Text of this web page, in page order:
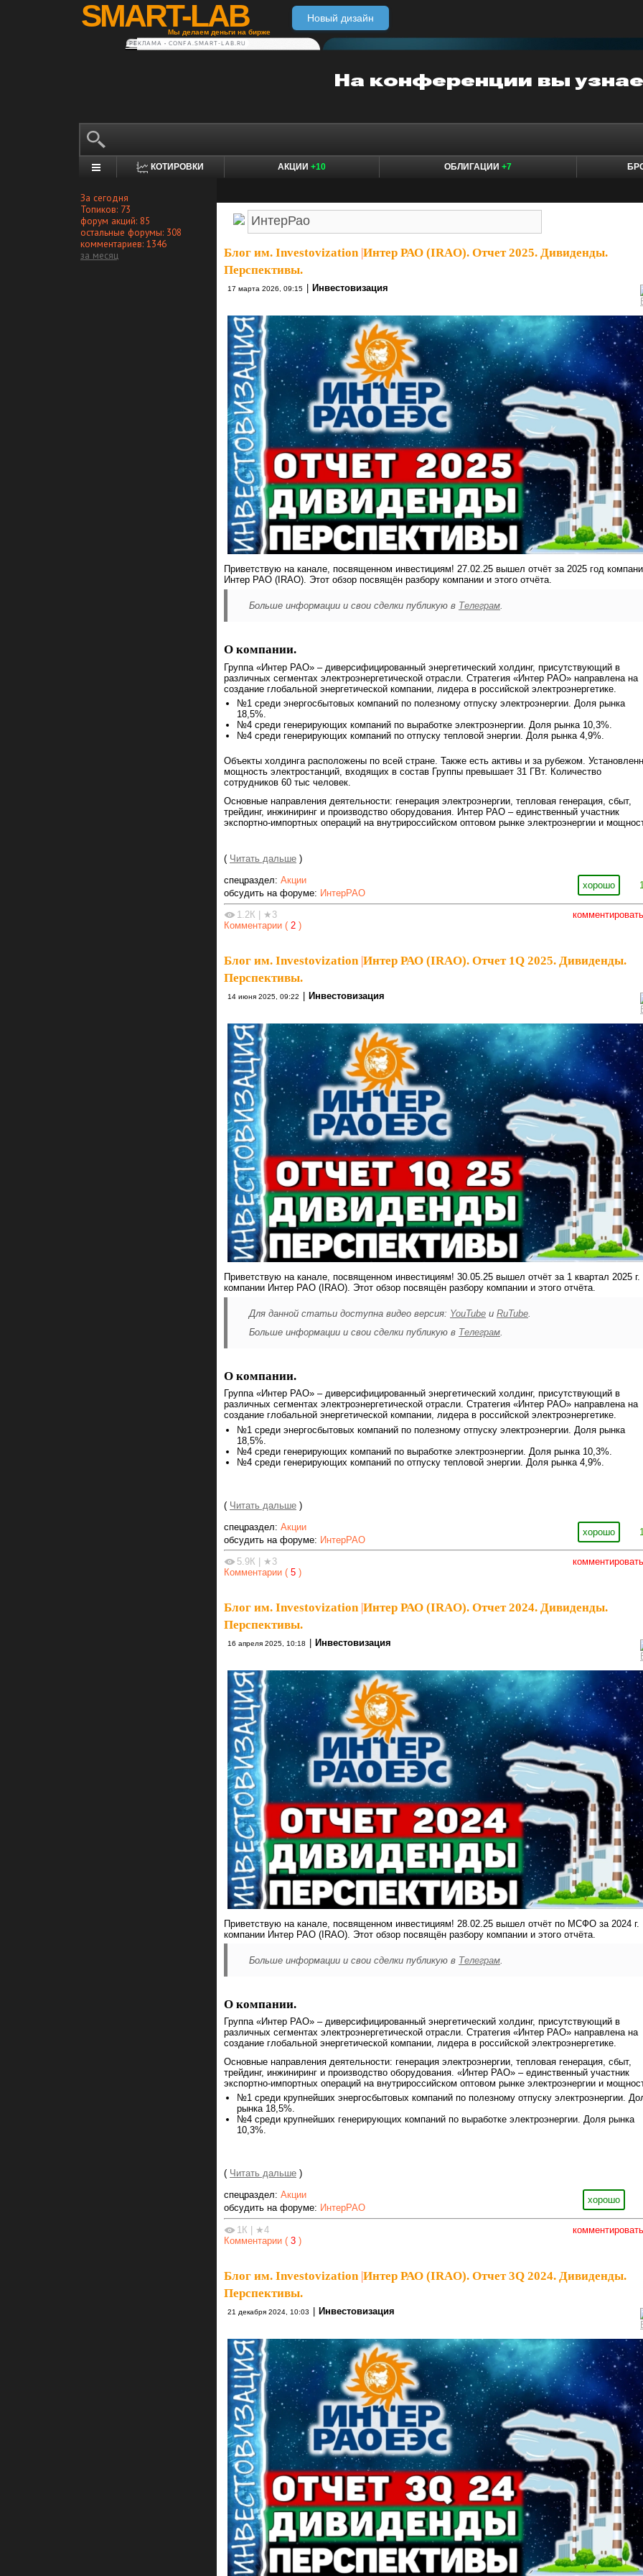
SMART-LAB
Мы делаем деньги на бирже
Новый дизайн
РЕКЛАМА • CONFA.SMART-LAB.RU
КОТИРОВКИ АКЦИИ +10 ОБЛИГАЦИИ +7
За сегодня
Топиков: 73
форум акций: 85
остальные форумы: 308
комментариев: 1346
за месяц
Блог им. Investovization| Интер РАО (IRAO). Отчет 2025. Дивиденды.
Перспективы.
17 марта 2026, 09:15 Инвестовизация
Приветствую на канале, посвященном инвестициям! 27.02.25 вышел отчёт за 2025 год
Интер РАО (IRAO). Этот обзор посвящён разбору компании и этого отчёта.
Больше информации и свои сделки публикую в Телеграм
О компании.
Группа «Интер РАО» – диверсифицированный энергетический холдинг, присутствующий в
различных сегментах электроэнергетической отрасли. Стратегия «Интер РАО» направлена на
создание глобальной энергетической компании, лидера в российской электроэнергетике.
№1 среди энергосбытовых компаний по полезному отпуску электроэнергии. Доля рынка
18,5%.
№4 среди генерирующих компаний по выработке электроэнергии. Доля рынка 10,3%.
№4 среди генерирующих компаний по отпуску тепловой энергии. Доля рынка 4,9%.
Объекты холдинга расположены по всей стране. Также есть активы и за рубежом.
мощность электростанций, входящих в состав Группы превышает 31 ГВт. Количество
сотрудников 60 тыс человек.
Основные направления деятельности: генерация электроэнергии, тепловая генерация, сбыт,
трейдинг, инжиниринг и производство оборудования. Интер РАО – единственный участник
экспортно-импортных операций на внутрироссийском оптовом рынке электроэнергии и
( Читать дальше )
хорошо
спецраздел: Акции
обсудить на форуме: ИнтерРАО
комментировать
1.2К
★3
Комментарии ( 2 )
Блог им. Investovization| Интер РАО (IRAO). Отчет 1Q 2025. Дивиденды.
Перспективы.
14 июня 2025, 09:22 Инвестовизация
Приветствую на канале, посвященном инвестициям! 30.05.25 вышел отчёт за 1 квартал 2025 г.
компании Интер РАО (IRAO). Этот обзор посвящён разбору компании и этого отчёта.
Для данной статьи доступна видео версия: YouTube и RuTube.
Больше информации и свои сделки публикую в Телеграм
О компании.
Группа «Интер РАО» – диверсифицированный энергетический холдинг, присутствующий в
различных сегментах электроэнергетической отрасли. Стратегия «Интер РАО» направлена на
создание глобальной энергетической компании, лидера в российской электроэнергетике.
№1 среди энергосбытовых компаний по полезному отпуску электроэнергии. Доля рынка
18,5%.
№4 среди генерирующих компаний по выработке электроэнергии. Доля рынка 10,3%.
№4 среди генерирующих компаний по отпуску тепловой энергии. Доля рынка 4,9%.
( Читать дальше )
хорошо
спецраздел: Акции
обсудить на форуме: ИнтерРАО
комментировать
5.9К
★3
Комментарии ( 5 )
Блог им. Investovization|Интер РАО (IRAO). Отчет 2024. Дивиденды.
Перспективы.
16 апреля 2025, 10:18 Инвестовизация
Приветствую на канале, посвященном инвестициям! 28.02.25 вышел отчёт по МСФО за 2024 г.
компании Интер РАО (IRAO). Этот обзор посвящён разбору компании и этого отчёта.
Больше информации и свои сделки публикую в Телеграм
О компании.
Группа «Интер РАО» – диверсифицированный энергетический холдинг, присутствующий в
различных сегментах электроэнергетической отрасли. Стратегия «Интер РАО» направлена на
создание глобальной энергетической компании, лидера в российской электроэнергетике.
Основные направления деятельности: генерация электроэнергии, тепловая генерация, сбыт,
трейдинг, инжиниринг и производство оборудования. «Интер РАО» – единственный участник
экспортно-импортных операций на внутрироссийском оптовом рынке электроэнергии и
№1 среди крупнейших энергосбытовых компаний по полезному отпуску электроэнергии.
рынка 18,5%.
№4 среди крупнейших генерирующих компаний по выработке электроэнергии. Доля рынка
10,3%.
( Читать дальше )
хорошо
спецраздел: Акции
обсудить на форуме: ИнтерРАО
комментировать
1К | ★4
Комментарии ( 3 )
Блог им. Investovization |Интер РАО (IRAO). Отчет 3Q 2024. Дивиденды.
Перспективы.
21 декабря 2024, 10:03 | Инвестовизация